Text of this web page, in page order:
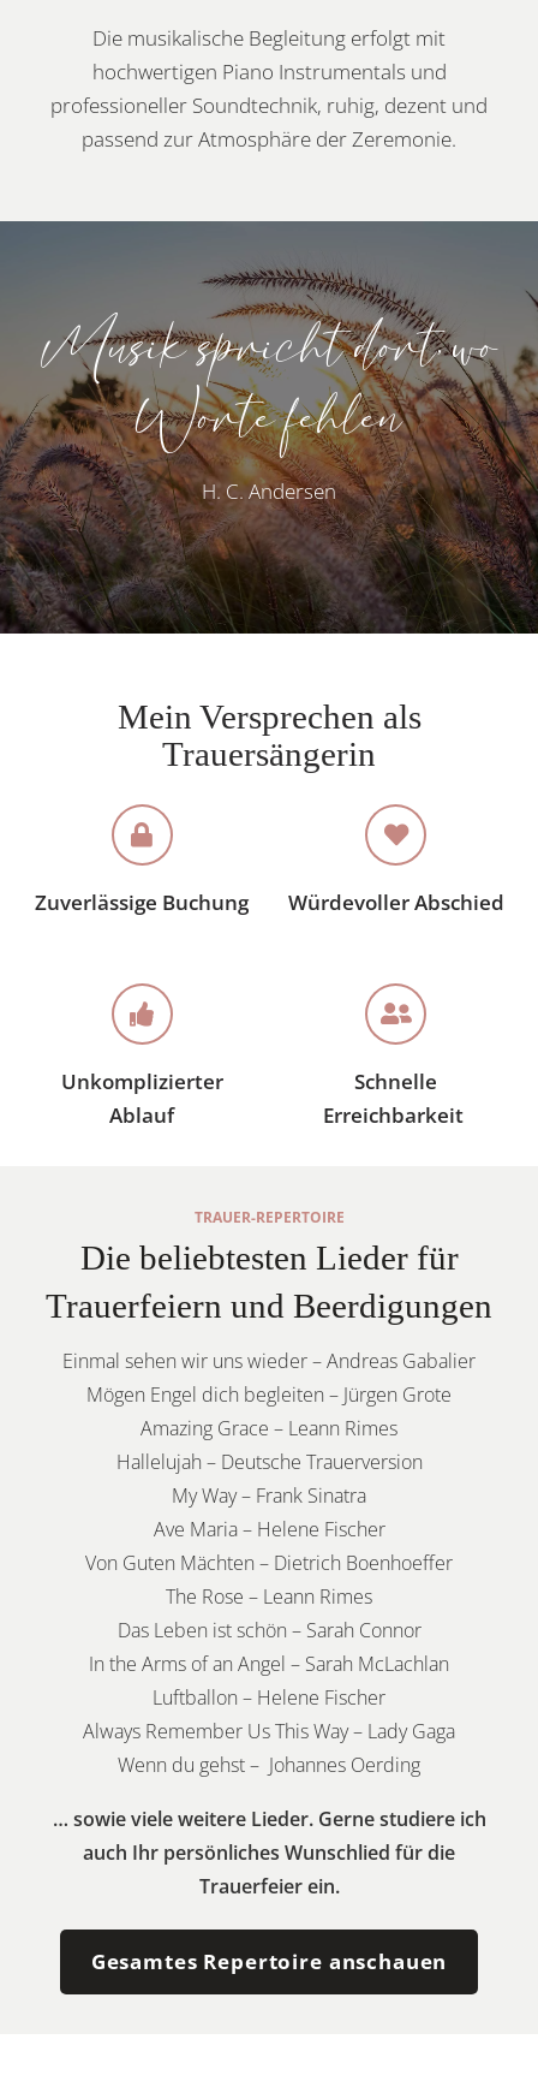
Die musikalische Begleitung erfolgt mit
hochwertigen Piano Instrumentals und
professioneller Soundtechnik, ruhig, dezent und
passend zur Atmosphäre der Zeremonie.
Musik spricht dort, wo
Worte fehlen
H. C. Andersen
Mein Versprechen als
Trauersängerin
Zuverlässige Buchung Würdevoller Abschied
Unkomplizierter
Ablauf
Schnelle
Erreichbarkeit
TRAUER-REPERTOIRE
Die beliebtesten Lieder für
Trauerfeiern und Beerdigungen
Einmal sehen wir uns wieder – Andreas Gabalier
Mögen Engel dich begleiten – Jürgen Grote
Amazing Grace – Leann Rimes
Hallelujah – Deutsche Trauerversion
My Way – Frank Sinatra
Ave Maria – Helene Fischer
Von Guten Mächten – Dietrich Boenhoeffer
The Rose – Leann Rimes
Das Leben ist schön – Sarah Connor
In the Arms of an Angel – Sarah McLachlan
Luftballon – Helene Fischer
Always Remember Us This Way– Lady Gaga
Wenn du gehst – Johannes Oerding
… sowie viele weitere Lieder. Gerne studiere ich
auch Ihr persönliches Wunschlied für die
Trauerfeier ein.
Gesamtes Repertoire anschauen